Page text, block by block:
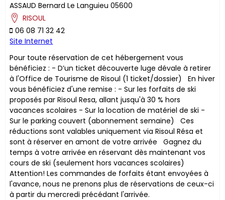
ASSAUD Bernard Le Languieu 05600
RISOUL
06 08 71 32 42
Site Internet
Pour toute réservation de cet hébergement vous
bénéficiez : - D’un ticket découverte luge dévale à retirer
à l'Office de Tourisme de Risoul (1 ticket/dossier) En hiver
vous bénéficiez d'une remise : - Sur les forfaits de ski
proposés par Risoul Resa, allant jusqu'à 30 % hors
vacances scolaires - Sur la location de matériel de ski -
Sur le parking couvert (abonnement semaine) ​Ces
réductions sont valables uniquement via Risoul Résa et
sont à réserver en amont de votre arrivée Gagnez du
temps à votre arrivée en réservant dès maintenant vos
cours de ski (seulement hors vacances scolaires)
Attention! Les commandes de forfaits étant envoyées à
l'avance, nous ne prenons plus de réservations de ceux-ci
à partir du mercredi précédant l'arrivée.